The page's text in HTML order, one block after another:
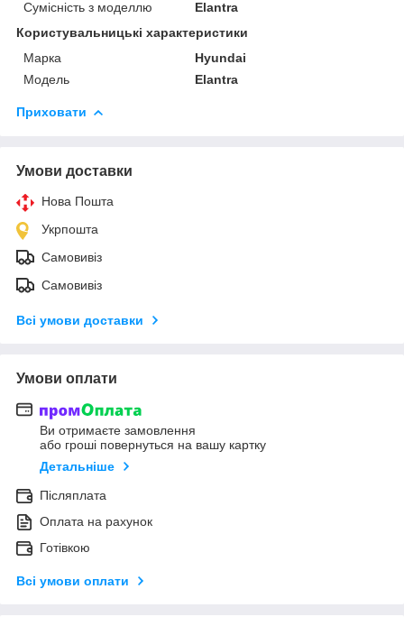
Сумісність з моделлю
Elantra
Користувальницькі характеристики
Марка
Hyundai
Модель
Elantra
Приховати
Умови доставки
Нова Пошта
Укрпошта
Самовивіз
Самовивіз
Всі умови доставки
Умови оплати
Ви отримаєте замовлення
або гроші повернуться на вашу картку
Детальніше
Післяплата
Оплата на рахунок
Готівкою
Всі умови оплати